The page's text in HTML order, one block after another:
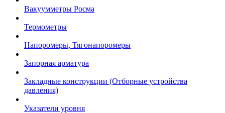
Вакуумметры Росма
Термометры
Напоромеры, Тягонапоромеры
Запорная арматура
Закладные конструкции (Отборные устройства
давления)
Указатели уровня